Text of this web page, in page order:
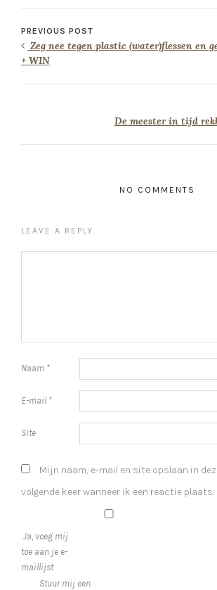
PREVIOUS POST
Zeg nee tegen plastic (water)flessen en
+ WIN
De meester in tijd
NO COMMENTS
LEAVE A REPLY
Naam *
E-mail *
Site
Mijn naam, e-mail en site opslaan in
volgende keer wanneer ik een reactie plaats.
Ja, voeg mij
toe aan je e-
maillijst
Stuur mij een